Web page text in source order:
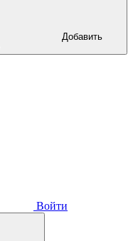
Войти